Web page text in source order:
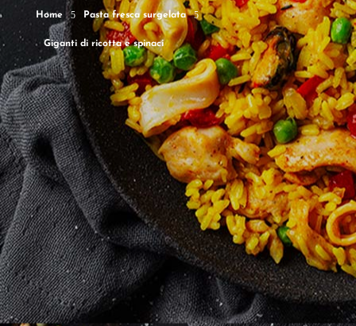
Home 5 Pasta fresca surgelata 5
Giganti di ricotta e spinaci